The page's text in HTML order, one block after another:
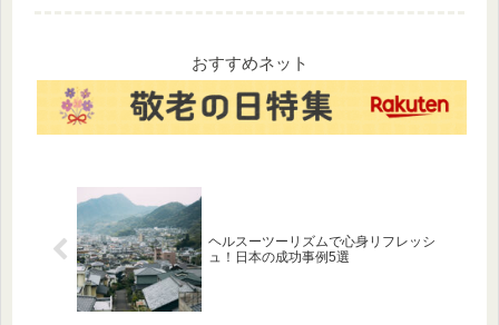
ら徒歩5分です。また、
東京タワーは、東京モノ
レール「東京タワー駅」
からも徒歩5分です。 東
た、東京タワーの周辺に
は、レストランやカフェ
湾、絶品グルメのモフォンゴ
まで網羅。アメリカとスペイ
ンが融合した独自の文化と自
然をチェックしましょう。
おすすめネット
ヘルスーツーリズムで心身リフレッシ
ュ！日本の成功事例5選